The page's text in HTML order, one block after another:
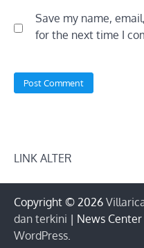
Save my name,
for the next time I
LINK ALTER
Copyright © 2026
dan terkini | News
WordPress